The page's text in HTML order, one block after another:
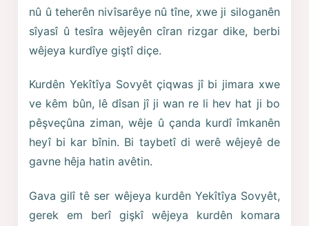
nû û teherên nivîsarêye nû tîne, xwe ji siloganên
sîyasî û tesîra wêjeyên cîran rizgar dike, berbi
wêjeya kurdîye giştî diçe.
Kurdên Yekîtîya Sovyêt çiqwas jî bi jimara xwe
ve kêm bûn, lê dîsan jî ji wan re li hev hat ji bo
pêşveçûna ziman, wêje û çanda kurdî îmkanên
heyî bi kar bînin. Bi taybetî di werê wêjeyê de
gavne hêja hatin avêtin.
Gava gilî tê ser wêjeya kurdên Yekîtîya Sovyêt,
gerek em berî gişkî wêjeya kurdên komara